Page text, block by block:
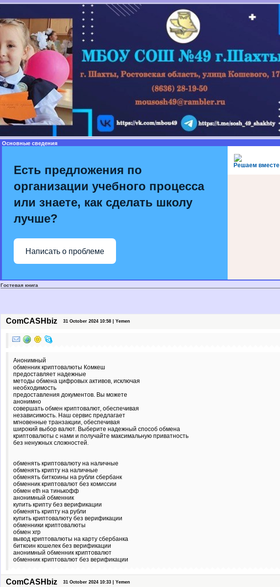
Основные сведения
Решаем вместе
Есть предложения по
организации учебного процесса
или знаете, как сделать школу
лучше?
Написать о проблеме
Гостевая книга
ComCASHbiz 31 October 2024 10:58 | Yemen
Анонимный
обменник криптовалюты Комкеш
предоставляет надежные
методы обмена цифровых активов, исключая
необходимость
предоставления документов. Вы можете
анонимно
совершать обмен криптовалют, обеспечивая
независимость. Наш сервис предлагает
мгновенные транзакции, обеспечивая
широкий выбор валют. Выберите надежный способ обмена
криптовалюты с нами и получайте максимальную приватность
без ненужных сложностей.
обменять криптовалюту на наличные
обменять крипту на наличные
обменять биткоины на рубли сбербанк
обменник криптовалют без комиссии
обмен eth на тинькофф
анонимный обменник
купить крипту без верификации
обменять крипту на рубли
купить криптовалюту без верификации
обменники криптовалюты
обмен xrp
вывод криптовалюты на карту сбербанка
биткоин кошелек без верификации
анонимный обменник криптовалют
обменник криптовалют без верификации
ComCASHbiz 31 October 2024 10:33 | Yemen